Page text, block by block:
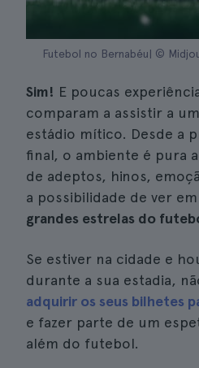
Futebol no Bernabéu| ©
Sim! E poucas
comparam a assistir a
estádio mítico. Desde a
final, o ambiente é pura
de adeptos, hinos,
a possibilidade de ver
grandes estrelas do
Se estiver na cidade e
durante a sua estadia,
adquirir os seus bilhetes
e fazer parte de um
além do futebol.